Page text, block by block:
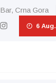
Bar, Crna Gora
6